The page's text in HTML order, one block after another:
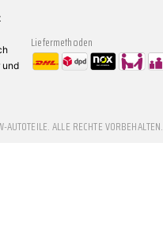
und
Liefermethoden
ALLE RECHTE VORBEHALTEN.